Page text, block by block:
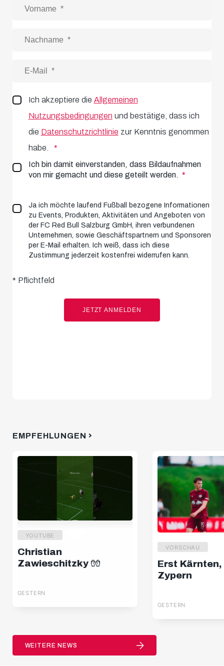
Ich akzeptiere die Allgemeinen
Nutzungsbedingungen und bestätige, dass ich
die Datenschutzrichtlinie zur Kenntnis genommen
habe.
Ich bin damit einverstanden, dass Bildaufnahmen
von mir gemacht und diese geteilt werden.
Ja ich möchte laufend Fußball bezogene Informationen
zu Events, Produkten, Aktivitäten und Angeboten von
der FC Red Bull Salzburg GmbH, ihren verbundenen
Unternehmen, sowie Geschäftspartnern und Sponsoren
per E-Mail erhalten. Ich weiß, dass ich diese
Zustimmung jederzeit kostenfrei widerrufen kann.
* Pflichtfeld
JETZT ANMELDEN
EMPFEHLUNGEN
YOUTUBE
Christian
Zawieschitzky 🧤
GESTERN
VORSCHAU
Erst Kärnten,
Zypern
GESTERN
WEITERE NEWS